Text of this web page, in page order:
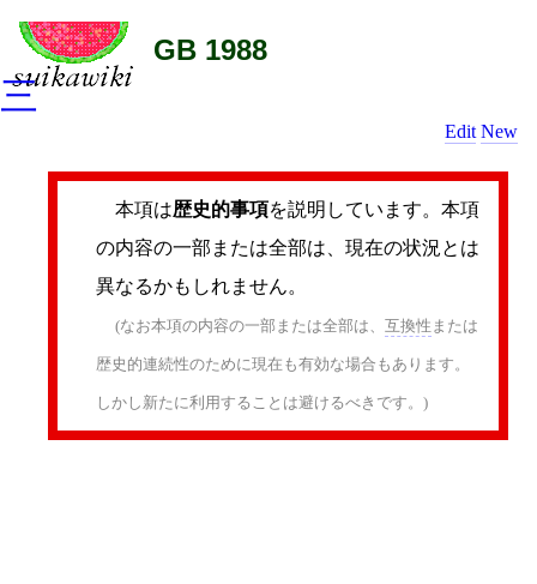
GB 1988
Edit New
本項は歴史的事項を説明しています。本項
の内容の一部または全部は、現在の状況とは
異なるかもしれません。
(なお本項の内容の一部または全部は、 互換性 または
歴史的連続性のために現在も有効な場合もあります。
しかし新たに利用することは避けるべきです。)
三